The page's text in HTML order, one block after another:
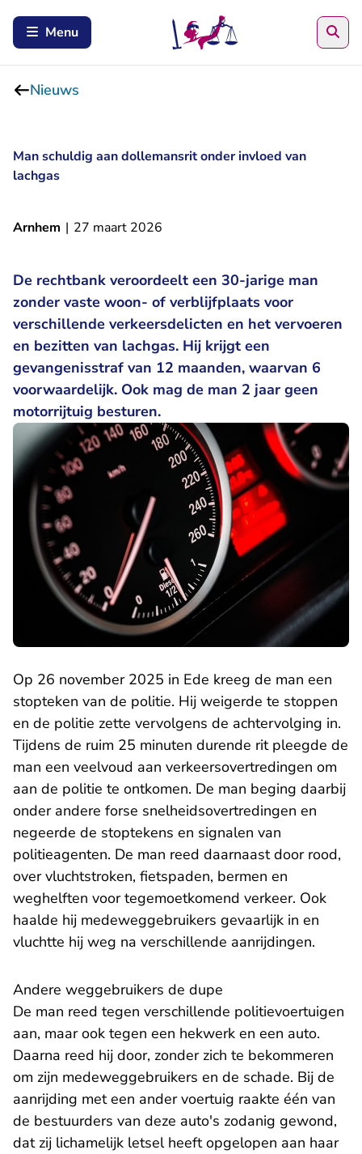
Menu
Nieuws
Man schuldig aan dollemansrit onder invloed van
lachgas
Arnhem | 27 maart 2026
De rechtbank veroordeelt een 30-jarige man
zonder vaste woon- of verblijfplaats voor
verschillende verkeersdelicten en het vervoeren
en bezitten van lachgas. Hij krijgt een
gevangenisstraf van 12 maanden, waarvan 6
voorwaardelijk. Ook mag de man 2 jaar geen
motorrijtuig besturen.
Op 26 november 2025 in Ede kreeg de man een
stopteken van de politie. Hij weigerde te stoppen
en de politie zette vervolgens de achtervolging in.
Tijdens de ruim 25 minuten durende rit pleegde de
man een veelvoud aan verkeersovertredingen om
aan de politie te ontkomen. De man beging daarbij
onder andere forse snelheidsovertredingen en
negeerde de stoptekens en signalen van
politieagenten. De man reed daarnaast door rood,
over vluchtstroken, fietspaden, bermen en
weghelften voor tegemoetkomend verkeer. Ook
haalde hij medeweggebruikers gevaarlijk in en
vluchtte hij weg na verschillende aanrijdingen.
Andere weggebruikers de dupe
De man reed tegen verschillende politievoertuigen
aan, maar ook tegen een hekwerk en een auto.
Daarna reed hij door, zonder zich te bekommeren
om zijn medeweggebruikers en de schade. Bij de
aanrijding met een ander voertuig raakte één van
de bestuurders van deze auto's zodanig gewond,
dat zij lichamelijk letsel heeft opgelopen aan haar